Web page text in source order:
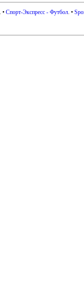
. •Спорт-Экспресс - Футбол . •